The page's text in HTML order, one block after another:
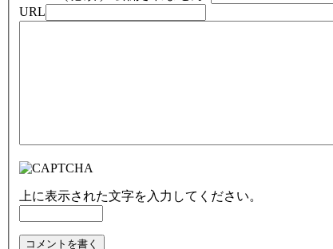
URL
上に表示された文字を入力してください。